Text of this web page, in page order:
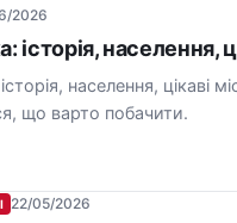
2026
історія, населення,
історія, населення,
що варто побачити.
22/05/2026